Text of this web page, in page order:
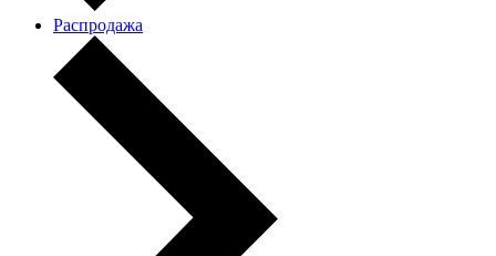
Распродажа